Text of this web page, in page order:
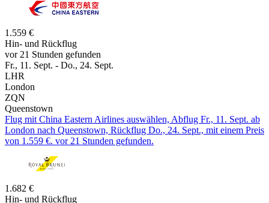
1.559 €
Hin- und Rückflug
vor 21 Stunden gefunden
Fr., 11. Sept. - Do., 24. Sept.
LHR
London
ZQN
Queenstown
Flug mit China Eastern Airlines auswählen, Abflug Fr., 11. Sept. ab
London nach Queenstown, Rückflug Do., 24. Sept., mit einem Preis
von 1.559 €. vor 21 Stunden gefunden.
1.682 €
Hin- und Rückflug